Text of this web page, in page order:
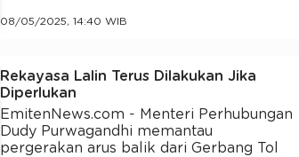
08/05/2025, 14:40 WIB
Rekayasa Lalin Terus Dilakukan Jika
Diperlukan
EmitenNews.com - Menteri Perhubungan
Dudy Purwagandhi memantau
pergerakan arus balik dari Gerbang Tol